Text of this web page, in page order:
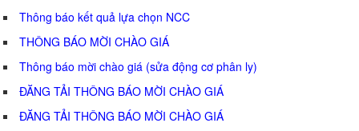
Thông báo kết quả lựa chọn NCC
THÔNG BÁO MỜI CHÀO GIÁ
Thông báo mời chào giá (sửa động cơ phân ly)
ĐĂNG TẢI THÔNG BÁO MỜI CHÀO GIÁ
ĐĂNG TẢI THÔNG BÁO MỜI CHÀO GIÁ